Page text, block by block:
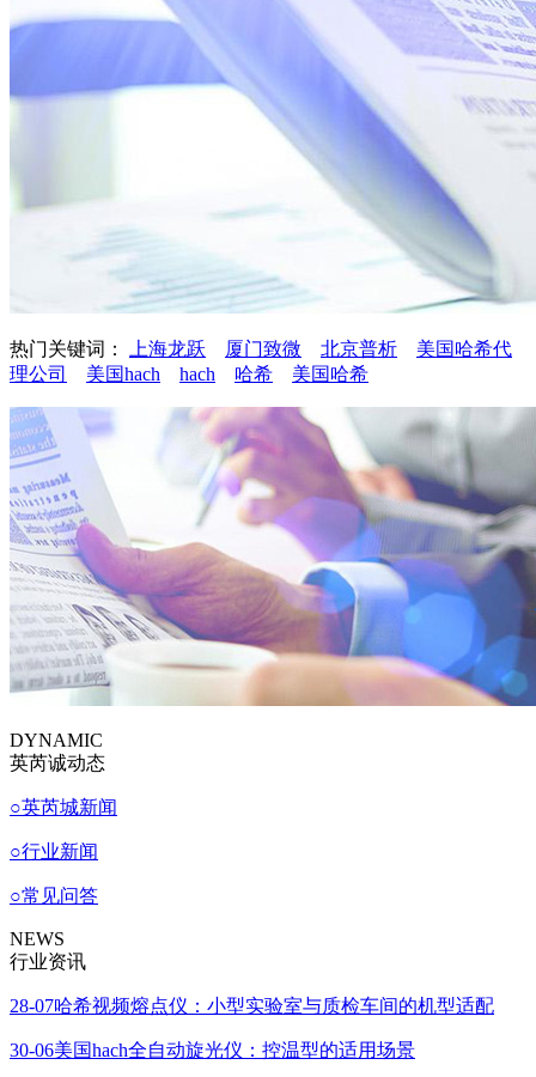
热门关键词： 上海龙跃 厦门致微 北京普析
美国哈希代
理公司
美国hach hach 哈希 美国哈希
DYNAMIC
英芮诚动态
○英芮城新闻
○行业新闻
○常见问答
NEWS
行业资讯
28-07哈希视频熔点仪：小型实验室与质检车间的机型适配
30-06美国hach全自动旋光仪：控温型的适用场景